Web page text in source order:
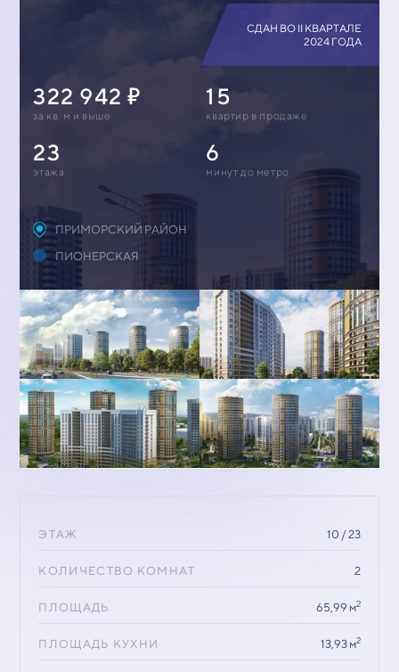
СДАН ВО II КВАРТАЛЕ
2024 ГОДА
322 942
за кв. м и выше
15
квартир в продаже
23
этажа
6
минут до метро
ПРИМОРСКИЙ РАЙОН
ПИОНЕРСКАЯ
ЭТАЖ 10 / 23
КОЛИЧЕСТВО КОМНАТ 2
ПЛОЩАДЬ 65,99 м2
ПЛОЩАДЬ КУХНИ 13,93 м2